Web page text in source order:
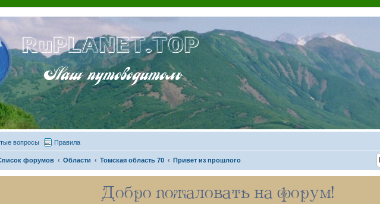
RuPLANET.TOP
Наш путеводитель
вопросы Правила
форумов Области Томская область 70 Привет из прошлого
Добро пожаловать на форум!